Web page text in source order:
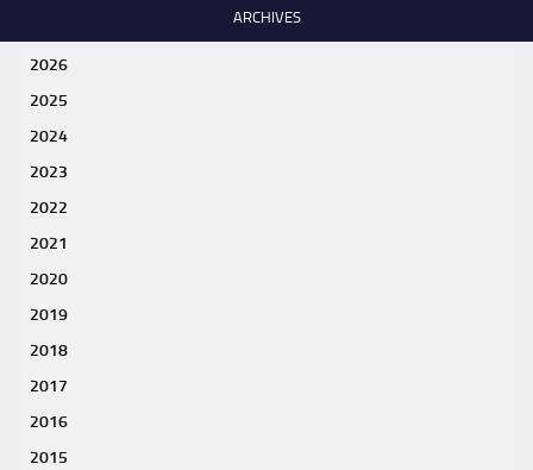
ARCHIVES
2026
2025
2024
2023
2022
2021
2020
2019
2018
2017
2016
2015